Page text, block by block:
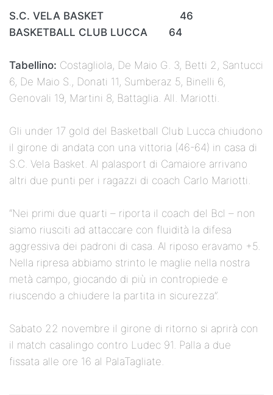
S.C. VELA BASKET 46
BASKETBALL CLUB LUCCA 64
Tabellino: Costagliola, De Maio G. 3, Betti 2, Santucci
6, De Maio S., Donati 11, Sumberaz 5, Binelli 6,
Genovali 19, Martini 8, Battaglia. All. Mariotti.
Gli under 17 gold del Basketball Club Lucca chiudono
il girone di andata con una vittoria (46-64) in casa di
S.C. Vela Basket. Al palasport di Camaiore arrivano
altri due punti per i ragazzi di coach Carlo Mariotti.
“Nei primi due quarti – riporta il coach del Bcl – non
siamo riusciti ad attaccare con fluidità la difesa
aggressiva dei padroni di casa. Al riposo eravamo +5.
Nella ripresa abbiamo strinto le maglie nella nostra
metà campo, giocando di più in contropiede e
riuscendo a chiudere la partita in sicurezza”.
Sabato 22 novembre il girone di ritorno si aprirà con
il match casalingo contro Ludec 91. Palla a due
fissata alle ore 16 al PalaTagliate.